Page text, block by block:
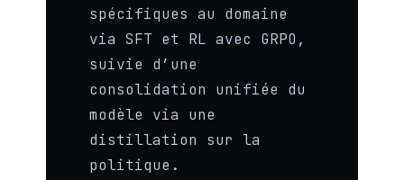
spécifiques au domaine
via SFT et RL avec GRPO,
suivie d’une
consolidation unifiée du
modèle via une
distillation sur la
politique.